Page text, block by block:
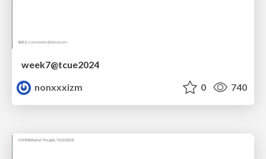
week7@tcue2024
nonxxxizm
0 740